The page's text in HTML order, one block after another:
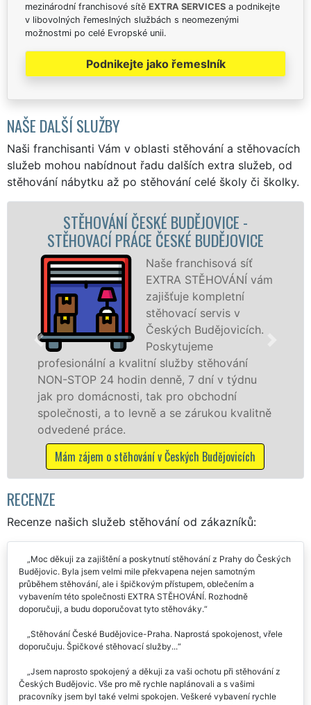
mezinárodní franchisové sítě EXTRA SERVICES a podnikejte
v libovolných řemeslných službách s neomezenými
možnostmi po celé Evropské unii.
Podnikejte jako řemeslník
NAŠE DALŠÍ SLUŽBY
Naši franchisanti Vám v oblasti stěhování a stěhovacích
služeb mohou nabídnout řadu dalších extra služeb, od
stěhování nábytku až po stěhování celé školy či školky.
STĚHOVACÍ SLUŽBA ČESKÉ
STĚHOVACÍ FIRMA ČESKÉ BUDĚJOVICE
Poskytujeme
stěhovací služby
Českých
Budějovicích na
špičkové úrovni
technikou. Tyto služby zajišťujeme
domácnostem i firmám v celém okresu
České Budějovice se zárukou kvality
franchisové sítě EXTRA STĚHOVÁNÍ.
Nabízíme stěhovací služby NON-STOP
včetně víkendů a svátků bez příplatků.
Mám zájem o stěhovací služby v Českých
RECENZE
Recenze našich služeb stěhování od zákazníků:
Moc děkuji za zajištění a poskytnutí stěhování z Prahy do Českých
Budějovic. Byla jsem velmi mile překvapena nejen samotným
průběhem stěhování, ale i špičkovým přístupem, oblečením a
vybavením této společnosti EXTRA STĚHOVÁNÍ. Rozhodně
doporučuji, a budu doporučovat tyto stěhováky.
Stěhování České Budějovice-Praha. Naprostá spokojenost, vřele
doporučuju. Špičkové stěhovací služby...